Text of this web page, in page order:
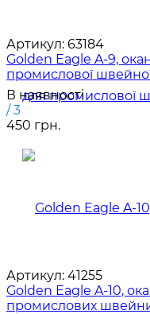
Артикул: 63184
Golden Eagle A-9,
промислової
В наявності
/ 3
450 грн.
Артикул: 41255
Golden Eagle A-10,
промислових